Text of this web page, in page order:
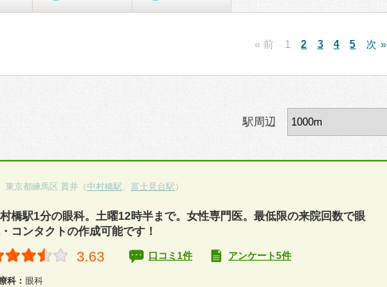
« 前 1 2 3 4 5 次 »
駅周辺
東京都練馬区 貫井（中村橋駅 富士見台駅 ）
橋駅1分の眼科。土曜12時半まで。女性専門医。最低限の来院回数で眼
コンタクトの作成可能です！
3.63 口コミ1件 アンケート5件
科： 眼科